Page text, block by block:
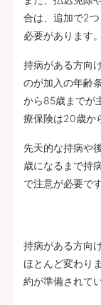
合は、追加で2
必要があります。
持病がある方向
のが加入の年齢
から85歳までが
療保険は20歳か
先天的な持病や
歳になるまで持
で注意が必要です
持病がある方向
ほとんど変わり
約が準備されて